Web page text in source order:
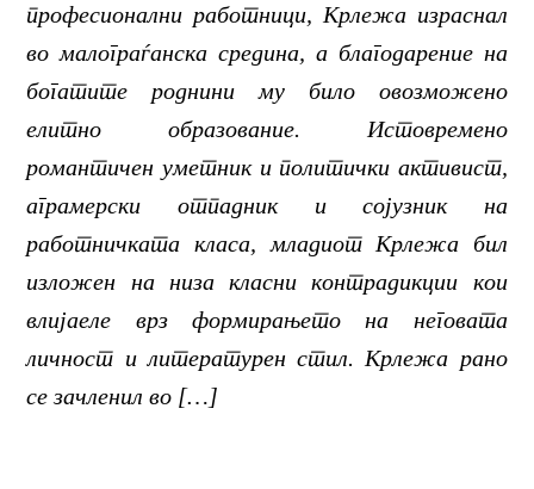
професионални работници, Крлежа израснал
во малограѓанска средина, а благодарение на
богатите роднини му било овозможено
елитно образование. Истовремено
романтичен уметник и политички активист,
аграмерски отпадник и сојузник на
работничката класа, младиот Крлежа бил
изложен на низа класни контрадикции кои
влијаеле врз формирањето на неговата
личност и литературен стил. Крлежа рано
се зачленил во […]